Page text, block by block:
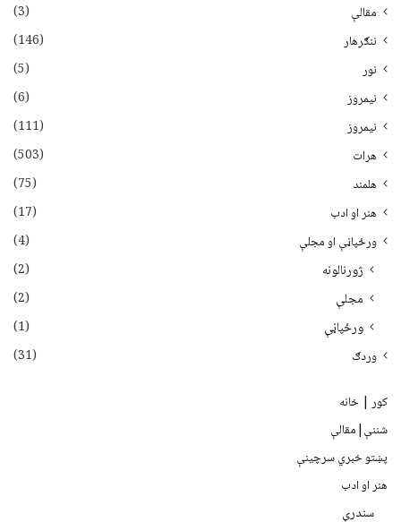
مقالې
(3)
ننګرهار
(146)
نور
(5)
نيمروز
(6)
نیمروز
(111)
هرات
(503)
هلمند
(75)
هنر او ادب
(17)
ورځپاڼې او مجلې
(4)
ژورنالونه
(2)
مجلې
(2)
ورځپاڼې
(1)
وردګ
(31)
کور | خانه
شننې|مقالې
پښتو خبري سرچينې
هنر او ادب
سندرې